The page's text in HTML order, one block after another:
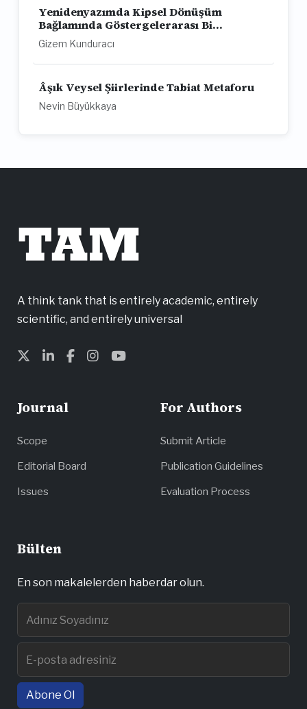
Yenidenyazımda Kipsel Dönüşüm
Bağlamında Göstergelerarası Bi...
Gizem Kunduracı
Âşık Veysel Şiirlerinde Tabiat Metaforu
Nevin Büyükkaya
TAM
A think tank that is entirely academic, entirely
scientific, and entirely universal
Journal
Scope
Editorial Board
Issues
For Authors
Submit Article
Publication Guidelines
Evaluation Process
Bülten
En son makalelerden haberdar olun.
Abone Ol